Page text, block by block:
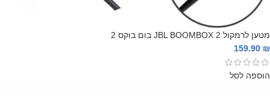
מטען לרמקול JBL BOOMBOX 2 בום בוקס 2
₪
הוספה לסל